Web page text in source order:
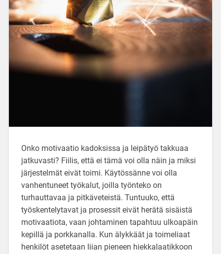
Onko motivaatio kadoksissa ja leipätyö takkuaa
jatkuvasti? Fiilis, että ei tämä voi olla näin ja miksi
järjestelmät eivät toimi. Käytössänne voi olla
vanhentuneet työkalut, joilla työnteko on
turhauttavaa ja pitkäveteistä. Tuntuuko, että
työskentelytavat ja prosessit eivät herätä sisäistä
motivaatiota, vaan johtaminen tapahtuu ulkoapäin
kepillä ja porkkanalla. Kun älykkäät ja toimeliaat
henkilöt asetetaan liian pieneen hiekkalaatikkoon